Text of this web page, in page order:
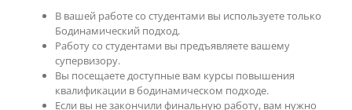
В вашей работе со студентами вы используете только
Бодинамический подход.
Работу со студентами вы предъявляете вашему
супервизору.
Вы посещаете доступные вам курсы повышения
квалификации в бодинамическом подходе.
Если вы не закончили финальную работу, вам нужно